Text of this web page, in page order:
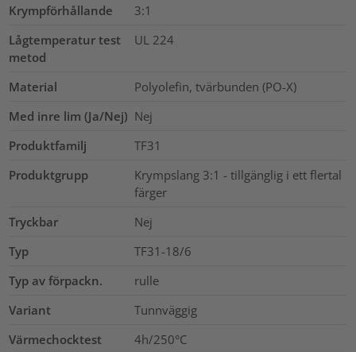
Krympförhållande
3:1
Lågtemperatur test
metod
UL 224
Material
Polyolefin, tvärbunden (PO-X)
Med inre lim (Ja/Nej) Nej
Produktfamilj
TF31
Produktgrupp
Krympslang 3:1 - tillgänglig i ett flertal
färger
Tryckbar
Nej
Typ
TF31-18/6
Typ av förpackn.
rulle
Variant
Tunnväggig
Värmechocktest
4h/250°C